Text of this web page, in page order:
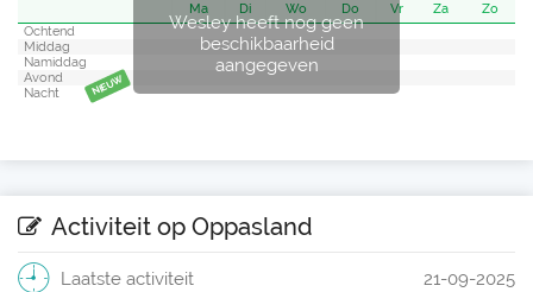
Wesley heeft nog geen
beschikbaarheid
aangegeven
Ma Di Wo Do Vr Za
Zo
Ochtend
Middag
Namiddag
Avond
Nacht
NIEUW
Activiteit op Oppasland
Laatste activiteit 21-09-2025